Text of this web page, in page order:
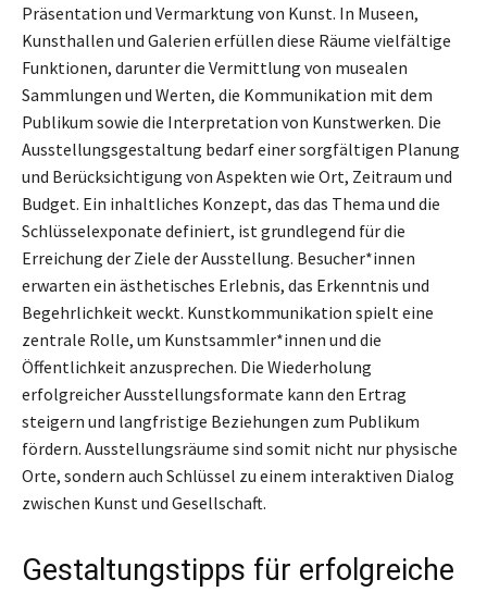
Präsentation und Vermarktung von Kunst. In Museen,
Kunsthallen und Galerien erfüllen diese Räume vielfältige
Funktionen, darunter die Vermittlung von musealen
Sammlungen und Werten, die Kommunikation mit dem
Publikum sowie die Interpretation von Kunstwerken. Die
Ausstellungsgestaltung bedarf einer sorgfältigen Planung
und Berücksichtigung von Aspekten wie Ort, Zeitraum und
Budget. Ein inhaltliches Konzept, das das Thema und die
Schlüsselexponate definiert, ist grundlegend für die
Erreichung der Ziele der Ausstellung. Besucher*innen
erwarten ein ästhetisches Erlebnis, das Erkenntnis und
Begehrlichkeit weckt. Kunstkommunikation spielt eine
zentrale Rolle, um Kunstsammler*innen und die
Öffentlichkeit anzusprechen. Die Wiederholung
erfolgreicher Ausstellungsformate kann den Ertrag
steigern und langfristige Beziehungen zum Publikum
fördern. Ausstellungsräume sind somit nicht nur physische
Orte, sondern auch Schlüssel zu einem interaktiven Dialog
zwischen Kunst und Gesellschaft.
Gestaltungstipps für erfolgreiche